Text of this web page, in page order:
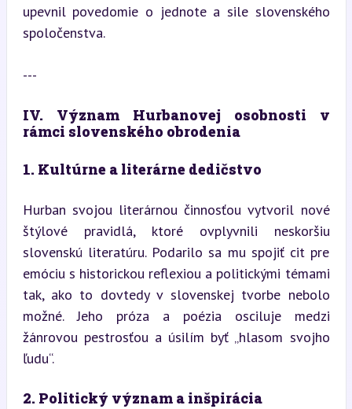
upevnil povedomie o jednote a sile slovenského
spoločenstva.
---
IV. Význam Hurbanovej osobnosti v
rámci slovenského obrodenia
1. Kultúrne a literárne dedičstvo
Hurban svojou literárnou činnosťou vytvoril nové
štýlové pravidlá, ktoré ovplyvnili neskoršiu
slovenskú literatúru. Podarilo sa mu spojiť cit pre
emóciu s historickou reflexiou a politickými témami
tak, ako to dovtedy v slovenskej tvorbe nebolo
možné. Jeho próza a poézia osciluje medzi
žánrovou pestrosťou a úsilím byť „hlasom svojho
ľudu“.
2. Politický význam a inšpirácia